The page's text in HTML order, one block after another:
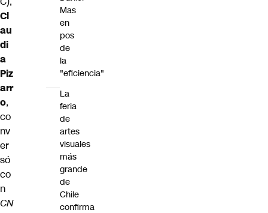
Cl
au
di
a
Piz
arr
o,
co
nv
er
só
co
n
CN
Mas
en
pos
de
la
"eficiencia"
La
feria
de
artes
visuales
más
grande
de
Chile
confirma